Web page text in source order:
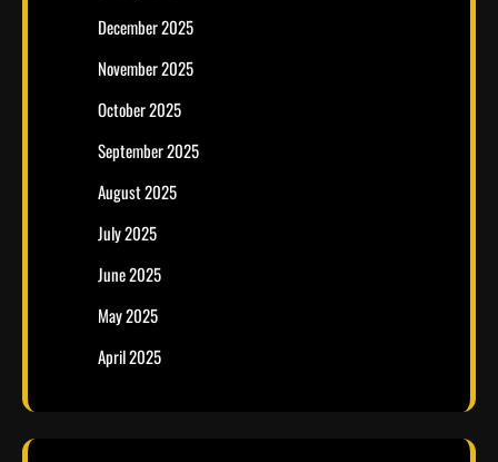
December 2025
November 2025
October 2025
September 2025
August 2025
July 2025
June 2025
May 2025
April 2025